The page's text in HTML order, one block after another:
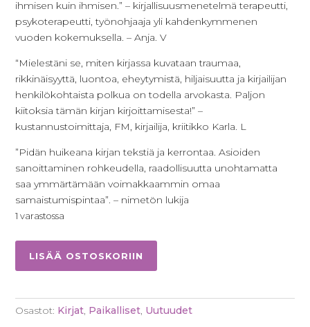
ihmisen kuin ihmisen.” – kirjallisuusmenetelmä terapeutti,
psykoterapeutti, työnohjaaja yli kahdenkymmenen
vuoden kokemuksella. – Anja. V
“Mielestäni se, miten kirjassa kuvataan traumaa,
rikkinäisyyttä, luontoa, eheytymistä, hiljaisuutta ja kirjailijan
henkilökohtaista polkua on todella arvokasta. Paljon
kiitoksia tämän kirjan kirjoittamisesta!” –
kustannustoimittaja, FM, kirjailija, kriitikko Karla. L
”Pidän huikeana kirjan tekstiä ja kerrontaa. Asioiden
sanoittaminen rohkeudella, raadollisuutta unohtamatta
saa ymmärtämään voimakkaammin omaa
samaistumispintaa”. – nimetön lukija
1 varastossa
maailmojen
määrä
LISÄÄ OSTOSKORIIN
Osastot: Kirjat, Paikalliset, Uutuudet